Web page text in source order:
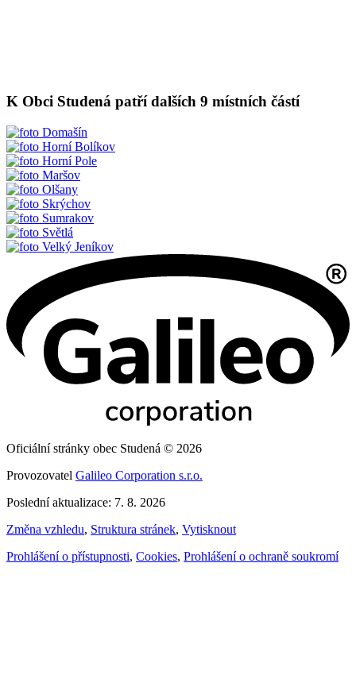
K Obci Studená patří dalších 9 místních částí
Domašín
Horní Bolíkov
Horní Pole
Maršov
Olšany
Skrýchov
Sumrakov
Světlá
Velký Jeníkov
Oficiální stránky obec Studená © 2026
Provozovatel Galileo Corporation s.r.o.
Poslední aktualizace: 7. 8. 2026
Změna vzhledu, Struktura stránek, Vytisknout
Prohlášení o přístupnosti, Cookies, Prohlášení o ochraně soukromí